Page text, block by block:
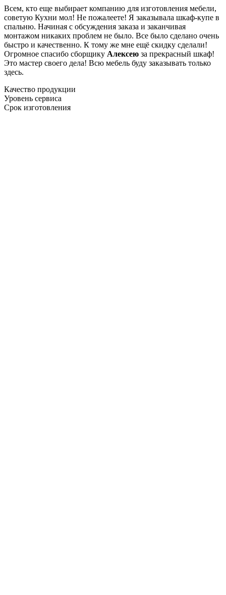
Всем, кто еще выбирает компанию для изготовления мебели,
советую Кухни мол! Не пожалеете! Я заказывала шкаф-купе в
спальню. Начиная с обсуждения заказа и заканчивая
монтажом никаких проблем не было. Все было сделано очень
быстро и качественно. К тому же мне ещё скидку сделали!
Огромное спасибо сборщику Алексею за прекрасный шкаф!
Это мастер своего дела! Всю мебель буду заказывать только
здесь.
Качество продукции
Уровень сервиса
Срок изготовления